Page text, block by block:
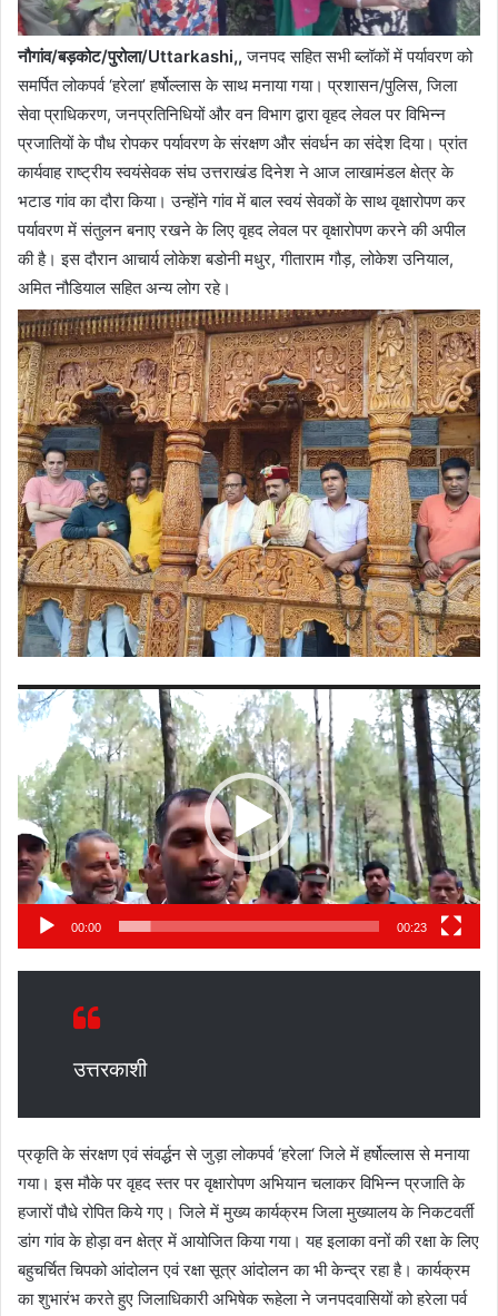
नौगांव/बड़कोट/पुरोला/Uttarkashi,, जनपद सहित सभी ब्लॉकों में पर्यावरण को
समर्पित लोकपर्व ‘हरेला’ हर्षोल्लास के साथ मनाया गया। प्रशासन/पुलिस, जिला
सेवा प्राधिकरण, जनप्रतिनिधियों और वन विभाग द्वारा वृहद लेवल पर विभिन्न
प्रजातियों के पौध रोपकर पर्यावरण के संरक्षण और संवर्धन का संदेश दिया। प्रांत
कार्यवाह राष्ट्रीय स्वयंसेवक संघ उत्तराखंड दिनेश ने आज लाखामंडल क्षेत्र के
भटाड गांव का दौरा किया। उन्होंने गांव में बाल स्वयं सेवकों के साथ वृक्षारोपण कर
पर्यावरण में संतुलन बनाए रखने के लिए वृहद लेवल पर वृक्षारोपण करने की अपील
की है। इस दौरान आचार्य लोकेश बडोनी मधुर, गीताराम गौड़, लोकेश उनियाल,
अमित नौडियाल सहित अन्य लोग रहे।
Video
Player
00:00 00:23
उत्तरकाशी
प्रकृति के संरक्षण एवं संवर्द्धन से जुड़ा लोकपर्व ‘हरेला‘ जिले में हर्षोल्लास से मनाया
गया। इस मौके पर वृहद स्तर पर वृक्षारोपण अभियान चलाकर विभिन्न प्रजाति के
हजारों पौधे रोपित किये गए। जिले में मुख्य कार्यक्रम जिला मुख्यालय के निकटवर्ती
डांग गांव के होड़ा वन क्षेत्र में आयोजित किया गया। यह इलाका वनों की रक्षा के लिए
बहुचर्चित चिपको आंदोलन एवं रक्षा सूत्र आंदोलन का भी केन्द्र रहा है। कार्यक्रम
का शुभारंभ करते हुए जिलाधिकारी अभिषेक रूहेला ने जनपदवासियों को हरेला पर्व